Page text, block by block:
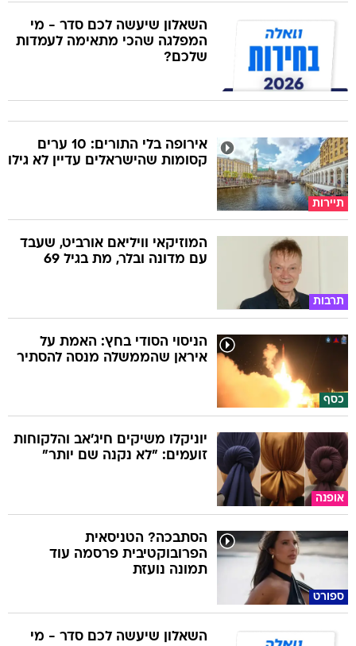
השאלון שיעשה לכם סדר - מי
המפלגה שהכי מתאימה לעמדות
שלכם?
תיירות
אירופה בלי התורים: 10 ערים
קסומות שהישראלים עדיין לא גילו
תרבות
המוזיקאי וויליאם אורביט, שעבד
עם מדונה ובלר, מת בגיל 69
כסף
הניסוי הסודי בחץ: האמת על
איראן שהממשלה מנסה להסתיר
אופנה
יוניקלו משיקים חיג'אב והלקוחות
זועמים: "לא נקנה שם יותר"
ספורט
הסתבכה? הטניסאית
הפרובוקטיבית פרסמה עוד
תמונה נועזת
השאלון שיעשה לכם סדר - מי